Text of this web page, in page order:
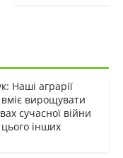
Наші аграрії
вміє вирощувати
сучасної війни
інших